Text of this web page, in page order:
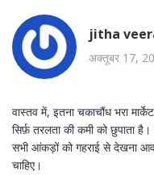
jitha
अक्तूबर 17,
वास्तव में, इतना चकाचौंध भरा
सिर्फ़ तरलता की कमी को छुपाता
सभी आंकड़ों को गहराई से देखना
चाहिए।